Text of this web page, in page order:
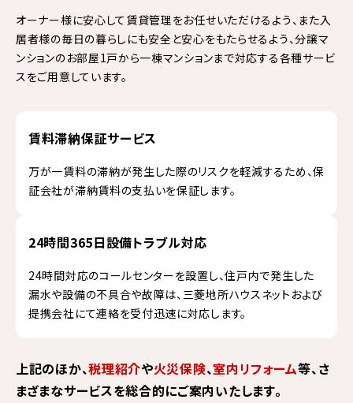
オーナー様に安心して賃貸管理をお任せいただけるよう、また入
居者様の毎日の暮らしにも安全と安心をもたらせるよう、分譲マ
ンションのお部屋1戸から一棟マンションまで対応する各種サービ
スをご用意しています。
賃料滞納保証サービス
万が一賃料の滞納が発生した際のリスクを軽減するため、保
証会社が滞納賃料の支払いを保証します。
24時間365日設備トラブル対応
24時間対応のコールセンターを設置し、住戸内で発生した
漏水や設備の不具合や故障は、三菱地所ハウスネットおよび
提携会社にて連絡を受付迅速に対応します。
上記のほか、税理紹介や火災保険、室内リフォーム等、さ
まざまなサービスを総合的にご案内いたします。